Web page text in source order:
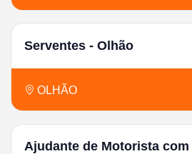
Serventes - Olhão
OLHÃO
Ajudante de Motorista com